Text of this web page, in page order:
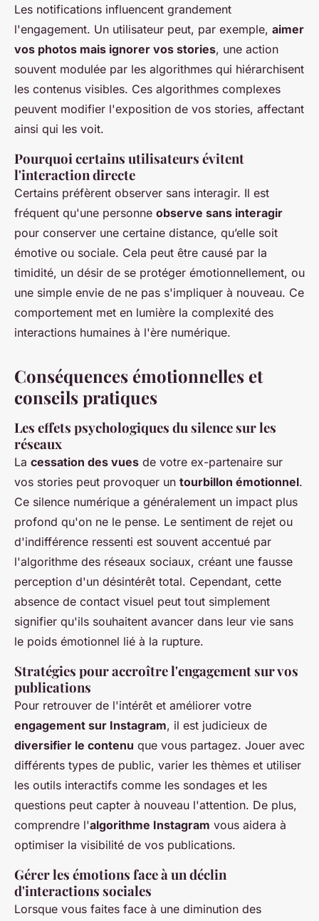
Les notifications influencent grandement
l'engagement. Un utilisateur peut, par exemple, aimer
vos photos mais ignorer vos stories, une action
souvent modulée par les algorithmes qui hiérarchisent
les contenus visibles. Ces algorithmes complexes
peuvent modifier l'exposition de vos stories, affectant
ainsi qui les voit.
Pourquoi certains utilisateurs évitent
l'interaction directe
Certains préfèrent observer sans interagir. Il est
fréquent qu'une personne observe sans interagir
pour conserver une certaine distance, qu’elle soit
émotive ou sociale. Cela peut être causé par la
timidité, un désir de se protéger émotionnellement, ou
une simple envie de ne pas s'impliquer à nouveau. Ce
comportement met en lumière la complexité des
interactions humaines à l'ère numérique.
Conséquences émotionnelles et
conseils pratiques
Les effets psychologiques du silence sur les
réseaux
La cessation des vues de votre ex-partenaire sur
vos stories peut provoquer un tourbillon émotionnel.
Ce silence numérique a généralement un impact plus
profond qu'on ne le pense. Le sentiment de rejet ou
d'indifférence ressenti est souvent accentué par
l'algorithme des réseaux sociaux, créant une fausse
perception d'un désintérêt total. Cependant, cette
absence de contact visuel peut tout simplement
signifier qu'ils souhaitent avancer dans leur vie sans
le poids émotionnel lié à la rupture.
Stratégies pour accroître l'engagement sur vos
publications
Pour retrouver de l'intérêt et améliorer votre
engagement sur Instagram, il est judicieux de
diversifier le contenu que vous partagez. Jouer avec
différents types de public, varier les thèmes et utiliser
les outils interactifs comme les sondages et les
questions peut capter à nouveau l'attention. De plus,
comprendre l'algorithme Instagram vous aidera à
optimiser la visibilité de vos publications.
Gérer les émotions face à un déclin
d'interactions sociales
Lorsque vous faites face à une diminution des